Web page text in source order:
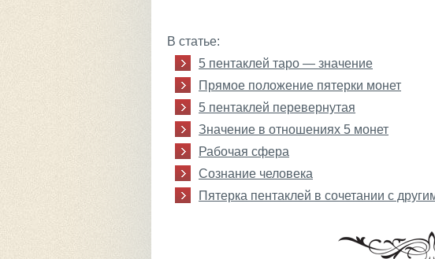
В статье:
5 пентаклей таро — значение
Прямое положение пятерки монет
5 пентаклей перевернутая
Значение в отношениях 5 монет
Рабочая сфера
Сознание человека
Пятерка пентаклей в сочетании с